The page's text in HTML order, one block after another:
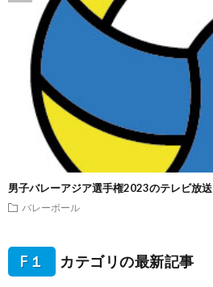
男子バレーアジア選手権2023のテレビ放
バレーボール
F１ カテゴリの最新記事